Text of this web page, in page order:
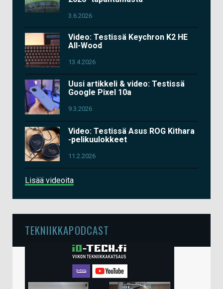
3.6.2026
Video: Testissä Keychron K2 HE
All-Wood
13.4.2026
Uusi artikkeli & video: Testissä
Google Pixel 10a
9.3.2026
Video: Testissä Asus ROG Kithara
-pelikuulokkeet
11.2.2026
Lisää videoita
TEKNIIKKAPODCAST